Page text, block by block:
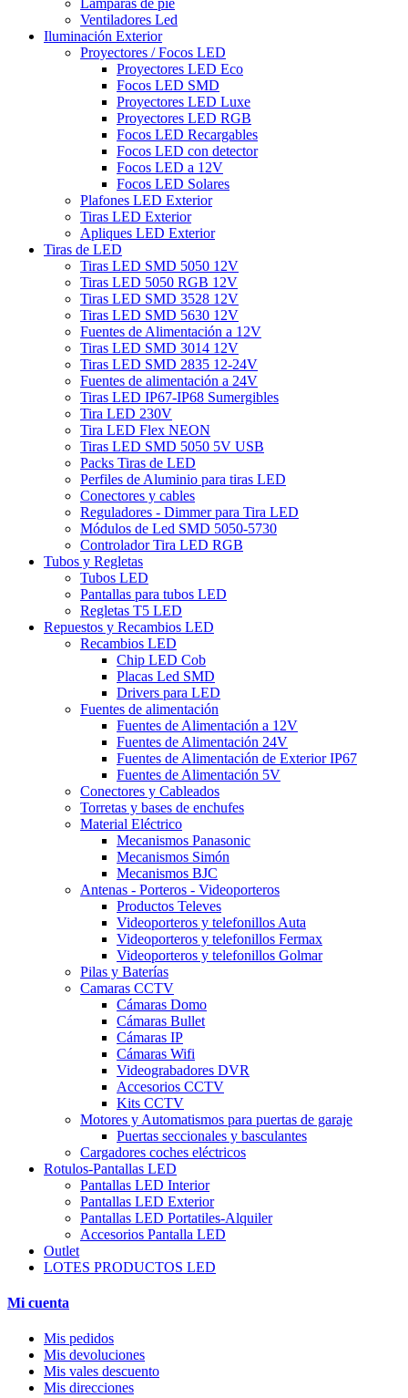
Ventiladores Led
Iluminación Exterior
Proyectores / Focos LED
Proyectores LED Eco
Focos LED SMD
Proyectores LED Luxe
Proyectores LED RGB
Focos LED Recargables
Focos LED con detector
Focos LED a 12V
Focos LED Solares
Plafones LED Exterior
Tiras LED Exterior
Apliques LED Exterior
Tiras de LED
Tiras LED SMD 5050 12V
Tiras LED 5050 RGB 12V
Tiras LED SMD 3528 12V
Tiras LED SMD 5630 12V
Fuentes de Alimentación a 12V
Tiras LED SMD 3014 12V
Tiras LED SMD 2835 12-24V
Fuentes de alimentación a 24V
Tiras LED IP67-IP68 Sumergibles
Tira LED 230V
Tira LED Flex NEON
Tiras LED SMD 5050 5V USB
Packs Tiras de LED
Perfiles de Aluminio para tiras LED
Conectores y cables
Reguladores - Dimmer para Tira LED
Módulos de Led SMD 5050-5730
Controlador Tira LED RGB
Tubos y Regletas
Tubos LED
Pantallas para tubos LED
Regletas T5 LED
Repuestos y Recambios LED
Recambios LED
Chip LED Cob
Placas Led SMD
Drivers para LED
Fuentes de alimentación
Fuentes de Alimentación a 12V
Fuentes de Alimentación 24V
Fuentes de Alimentación de Exterior IP67
Fuentes de Alimentación 5V
Conectores y Cableados
Torretas y bases de enchufes
Material Eléctrico
Mecanismos Panasonic
Mecanismos Simón
Mecanismos BJC
Antenas - Porteros - Videoporteros
Productos Televes
Videoporteros y telefonillos Auta
Videoporteros y telefonillos Fermax
Videoporteros y telefonillos Golmar
Pilas y Baterías
Camaras CCTV
Cámaras Domo
Cámaras Bullet
Cámaras IP
Cámaras Wifi
Videograbadores DVR
Accesorios CCTV
Kits CCTV
Motores y Automatismos para puertas de garaje
Puertas seccionales y basculantes
Cargadores coches eléctricos
Rotulos-Pantallas LED
Pantallas LED Interior
Pantallas LED Exterior
Pantallas LED Portatiles-Alquiler
Accesorios Pantalla LED
Outlet
LOTES PRODUCTOS LED
Mi cuenta
Mis pedidos
Mis devoluciones
Mis vales descuento
Mis direcciones